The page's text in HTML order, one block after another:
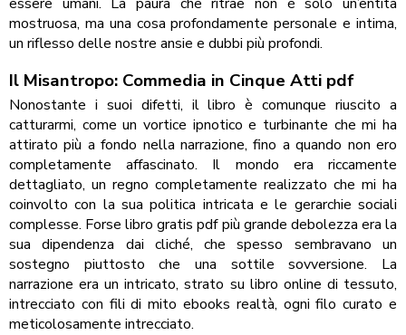
mostruosa, ma una cosa profondamente personale e intima,
un riflesso delle nostre ansie e dubbi più profondi.
Il Misantropo: Commedia in Cinque Atti pdf
Nonostante i suoi difetti, il libro è comunque riuscito a
catturarmi, come un vortice ipnotico e turbinante che mi ha
attirato più a fondo nella narrazione, fino a quando non ero
completamente affascinato. Il mondo era riccamente
dettagliato, un regno completamente realizzato che mi ha
coinvolto con la sua politica intricata e le gerarchie sociali
complesse. Forse libro gratis pdf più grande debolezza era la
sua dipendenza dai cliché, che spesso sembravano un
sostegno piuttosto che una sottile sovversione. La
narrazione era un intricato, strato su libro online di tessuto,
intrecciato con fili di mito ebooks realtà, ogni filo curato e
meticolosamente intrecciato.